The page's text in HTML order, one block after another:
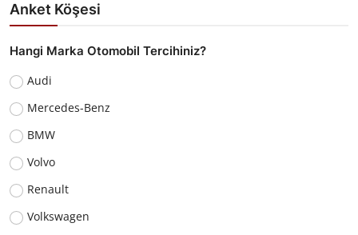
Anket Köşesi
Hangi Marka Otomobil Tercihiniz?
Audi
Mercedes-Benz
BMW
Volvo
Renault
Volkswagen